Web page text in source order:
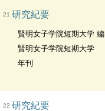
21 研究紀要
賢明女子学院短期大学 編
賢明女子学院短期大学
年刊
22 研究紀要